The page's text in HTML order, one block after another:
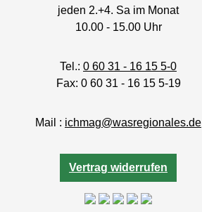
jeden 2.+4. Sa im Monat
10.00 - 15.00 Uhr
Tel.: 0 60 31 - 16 15 5-0
Fax: 0 60 31 - 16 15 5-19
Mail : ichmag@wasregionales.de
Vertrag widerrufen